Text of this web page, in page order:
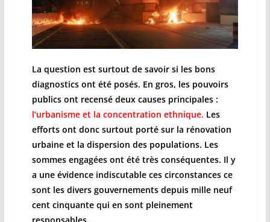
La question est surtout de savoir si les bons
diagnostics ont été posés. En gros, les pouvoirs
publics ont recensé deux causes principales :
l’urbanisme et la concentration ethnique. Les
efforts ont donc surtout porté sur la rénovation
urbaine et la dispersion des populations. Les
sommes engagées ont été très conséquentes. Il y
a une évidence indiscutable ces circonstances ce
sont les divers gouvernements depuis mille neuf
cent cinquante qui en sont pleinement